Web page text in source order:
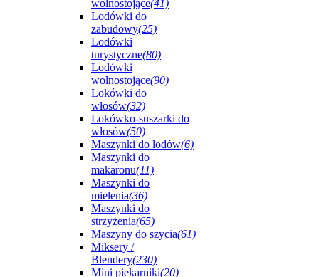
wolnostojące(41)
Lodówki do
zabudowy(25)
Lodówki
turystyczne(80)
Lodówki
wolnostojące(90)
Lokówki do
włosów(32)
Lokówko-suszarki do
włosów(50)
Maszynki do lodów(6)
Maszynki do
makaronu(11)
Maszynki do
mielenia(36)
Maszynki do
strzyżenia(65)
Maszyny do szycia(61)
Miksery /
Blendery(230)
Mini piekarniki(20)